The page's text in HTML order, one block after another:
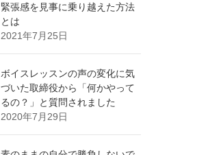
緊張感を見事に乗り越えた方法
とは
2021年7月25日
ボイスレッスンの声の変化に気
づいた取締役から「何かやって
るの？」と質問されました
2020年7月29日